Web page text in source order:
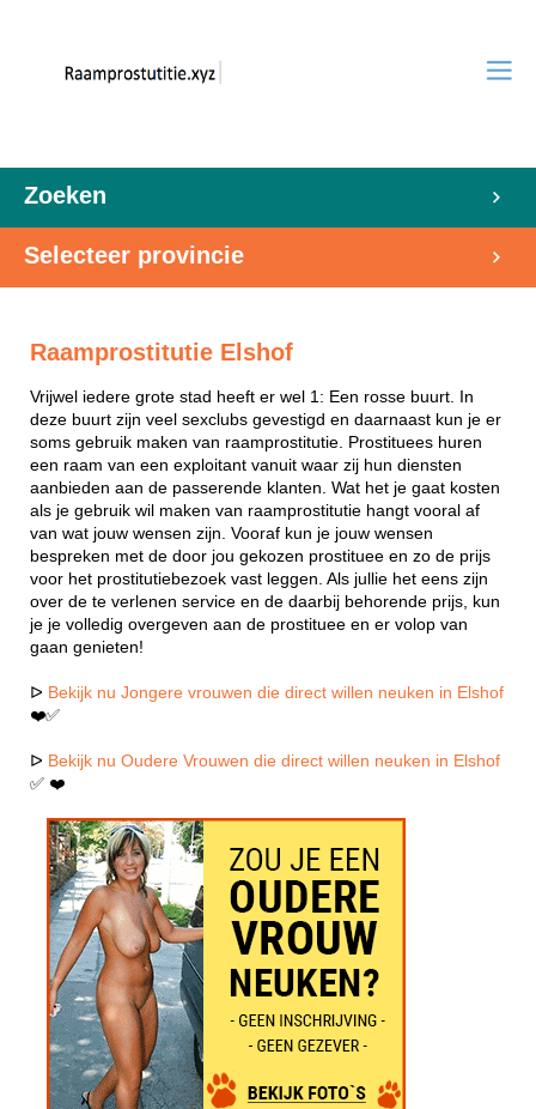
Zoeken
Selecteer provincie
Raamprostitutie Elshof
Vrijwel iedere grote stad heeft er wel 1: Een rosse buurt. In
deze buurt zijn veel sexclubs gevestigd en daarnaast kun je er
soms gebruik maken van raamprostitutie. Prostituees huren
een raam van een exploitant vanuit waar zij hun diensten
aanbieden aan de passerende klanten. Wat het je gaat kosten
als je gebruik wil maken van raamprostitutie hangt vooral af
van wat jouw wensen zijn. Vooraf kun je jouw wensen
bespreken met de door jou gekozen prostituee en zo de prijs
voor het prostitutiebezoek vast leggen. Als jullie het eens zijn
over de te verlenen service en de daarbij behorende prijs, kun
je je volledig overgeven aan de prostituee en er volop van
gaan genieten!
ᐅ Bekijk nu Jongere vrouwen die direct willen neuken in Elshof
❤️✅
ᐅ Bekijk nu Oudere Vrouwen die direct willen neuken in Elshof
✅ ❤️